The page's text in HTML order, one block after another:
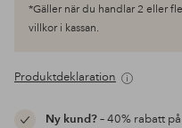
*Gäller när du handlar 2 eller
villkor i kassan.
Produktdeklaration
Ny kund?– 40% rabatt